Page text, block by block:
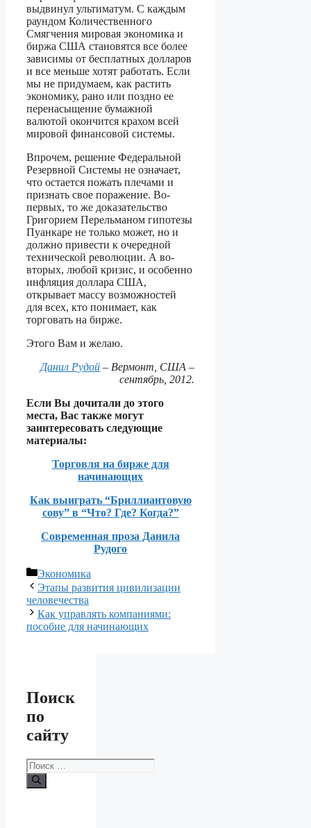
выдвинул ультиматум. С каждым
раундом Количественного
Смягчения мировая экономика и
биржа США становятся все более
зависимы от бесплатных долларов
и все меньше хотят работать. Если
мы не придумаем, как растить
экономику, рано или поздно ее
перенасыщение бумажной
валютой окончится крахом всей
мировой финансовой системы.
Впрочем, решение Федеральной
Резервной Системы не означает,
что остается пожать плечами и
признать свое поражение. Во-
первых, то же доказательство
Григорием Перельманом гипотезы
Пуанкаре не только может, но и
должно привести к очередной
технической революции. А во-
вторых, любой кризис, и особенно
инфляция доллара США,
открывает массу возможностей
для всех, кто понимает, как
торговать на бирже.
Этого Вам и желаю.
Данил Рудой – Вермонт, США –
сентябрь, 2012.
Если Вы дочитали до этого
места, Вас также могут
заинтересовать следующие
материалы:
Торговля на бирже для
начинающих
Как выиграть “Бриллиантовую
сову” в “Что? Где? Когда?”
Современная проза Данила
Рудого
Рубрики
Экономика
Этапы развития цивилизации
человечества
Как управлять компаниями:
пособие для начинающих
Поиск
по
сайту
Поиск: